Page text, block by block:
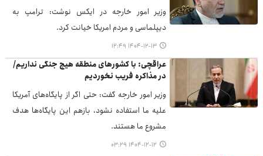
وزیر امور خارجه در ایکس نوشت: ترامپ به
دیپلماسی و مردم امریکا خیانت کرد.
۱۴۰۴-۱۲-۱۳ ۱۲:۴۹
عراقچی: با کشورهای منطقه هیچ جنگی نداریم/
در مذاکره فریب نخوردیم
وزیر امور خارجه گفت: ‌حتی اگر از پایگاه‌های آمریکا
علیه ما استفاده نشود، بازهم این پایگاه‌ها هدف
مشروع ما هستند.
۱۴۰۴-۱۲-۱۲ ۰۳:۲۹